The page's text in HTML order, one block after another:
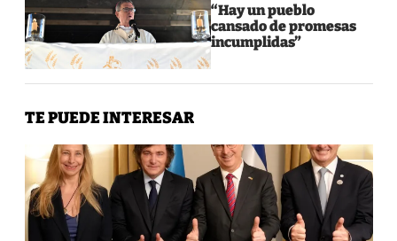
“Hay un pueblo
cansado de promesas
incumplidas”
TE PUEDE INTERESAR